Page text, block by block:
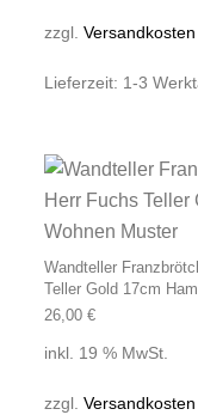
zzgl. Versandkosten
Lieferzeit: 1-3
Wandteller
Teller Gold 17cm
26,00 €
inkl. 19 % MwSt.
zzgl. Versandkosten